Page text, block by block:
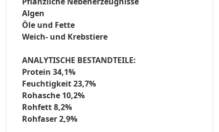
Algen
Öle und Fette
Weich- und Krebstiere
ANALYTISCHE BESTANDTEILE:
Protein 34,1%
Feuchtigkeit 23,7%
Rohasche 10,2%
Rohfett 8,2%
Rohfaser 2,9%